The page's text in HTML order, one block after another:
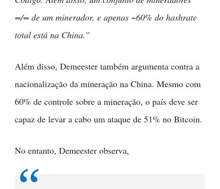
=/= de um minerador, e apenas ~60% do hashrate
total está na China.”
Além disso, Demeester também argumenta contra a
nacionalização da mineração na China. Mesmo com
60% de controle sobre a mineração, o país deve ser
capaz de levar a cabo um ataque de 51% no Bitcoin.
No entanto, Demeester observa,